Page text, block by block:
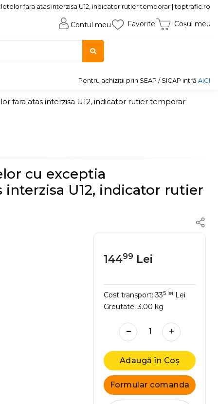
fara atas interzisa U12, indicator rutier temporar | toptrafic.ro
Contul meu Favorite Coșul meu
Pentru achiziții prin SEAP / SICAP intră AICI
fara atas interzisa U12, indicator rutier temporar
cu exceptia
U12, indicator rutier
14499 Lei
Cost transport:335 lei Lei
Greutate:3.00 kg
- +
Adaugă în Coș
Formular comanda